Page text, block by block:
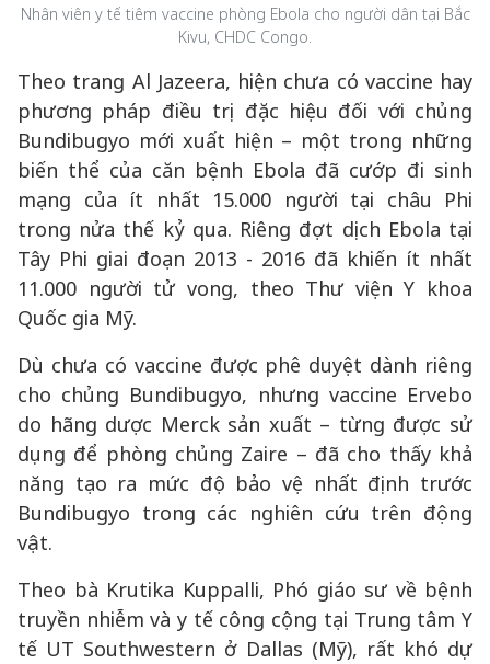
Nhân viên y tế tiêm vaccine phòng Ebola cho người dân tại Bắc
Kivu, CHDC Congo.
Theo trang Al Jazeera, hiện chưa có vaccine hay
phương pháp điều trị đặc hiệu đối với chủng
Bundibugyo mới xuất hiện – một trong những
biến thể của căn bệnh Ebola đã cướp đi sinh
mạng của ít nhất 15.000 người tại châu Phi
trong nửa thế kỷ qua. Riêng đợt dịch Ebola tại
Tây Phi giai đoạn 2013 - 2016 đã khiến ít nhất
11.000 người tử vong, theo Thư viện Y khoa
Quốc gia Mỹ.
Dù chưa có vaccine được phê duyệt dành riêng
cho chủng Bundibugyo, nhưng vaccine Ervebo
do hãng dược Merck sản xuất – từng được sử
dụng để phòng chủng Zaire – đã cho thấy khả
năng tạo ra mức độ bảo vệ nhất định trước
Bundibugyo trong các nghiên cứu trên động
vật.
Theo bà Krutika Kuppalli, Phó giáo sư về bệnh
truyền nhiễm và y tế công cộng tại Trung tâm Y
tế UT Southwestern ở Dallas (Mỹ), rất khó dự